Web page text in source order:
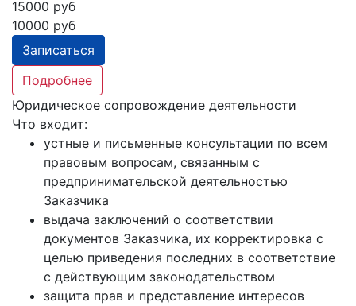
15000 руб
10000 руб
Записаться
Подробнее
Юридическое сопровождение деятельности
Что входит:
устные и письменные консультации по всем
правовым вопросам, связанным с
предпринимательской деятельностью
Заказчика
выдача заключений о соответствии
документов Заказчика, их корректировка с
целью приведения последних в соответствие
с действующим законодательством
защита прав и представление интересов